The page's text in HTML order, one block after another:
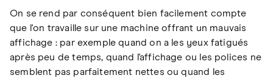
On se rend par conséquent bien facilement compte
que l'on travaille sur une machine offrant un mauvais
affichage : par exemple quand on a les yeux fatigués
après peu de temps, quand l'affichage ou les polices ne
semblent pas parfaitement nettes ou quand les